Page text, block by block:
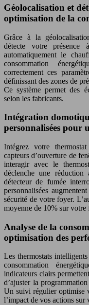
Géolocalisation et
optimisation de la
Grâce à la
détecte votre
automatiquement le
consommation
correctement ces
définissant des zones de
Ce système permet des
selon les fabricants.
Intégration
personnalisées pour
Intégrez votre
capteurs d’ouverture de
interagir avec le
déclenche une
détecteur de fumée
personnalisées
sécurité de votre foyer.
moyenne de 10% sur votre
Analyse de la
optimisation des
Les thermostats
consommation
indicateurs clairs
d’ajuster la
Un suivi régulier optimise
l’impact de vos actions sur